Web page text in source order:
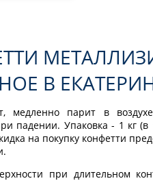
В
медленно парит в
падении. Упаковка - 1 кг
на покупку конфетти
при длительном